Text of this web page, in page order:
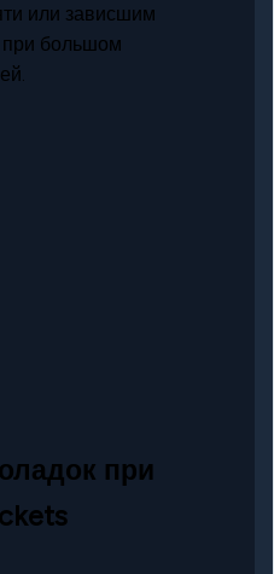
или зависшим
большом
при